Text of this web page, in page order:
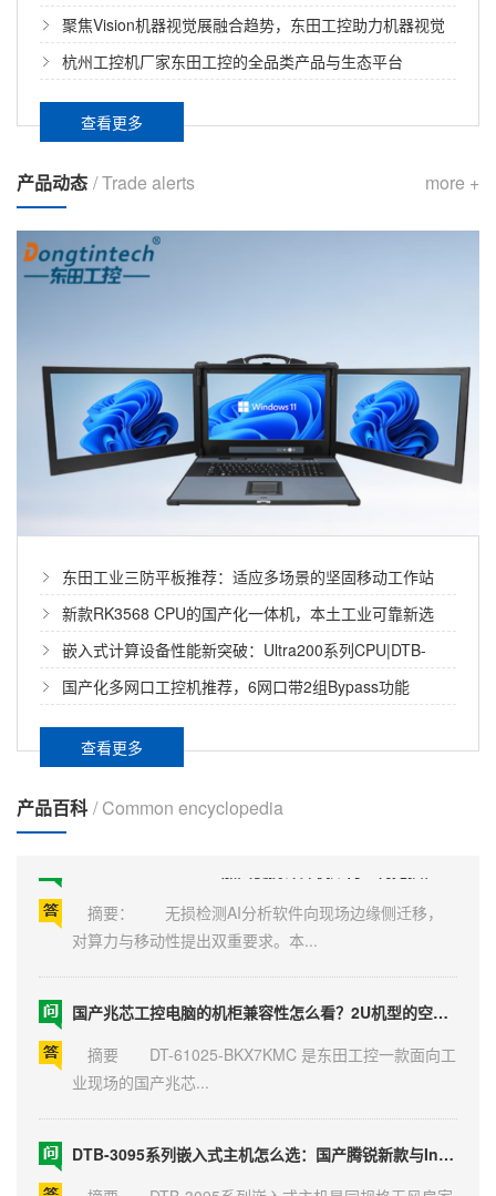
“Vision+AI+机器人”创新浪潮
聚焦Vision机器视觉展融合趋势，东田工控助力机器视觉
应用落地
杭州工控机厂家东田工控的全品类产品与生态平台
查看更多
more +
产品动态 / Trade alerts
东田工业三防平板推荐：适应多场景的坚固移动工作站
新款RK3568 CPU的国产化一体机，本土工业可靠新选
择！
嵌入式计算设备性能新突破：Ultra200系列CPU|DTB-
31A4-H810
国产化多网口工控机推荐，6网口带2组Bypass功能
查看更多
产品百科 / Common encyclopedia
摘要： 本文聚焦于搭载4个以上PCI插槽的工控
机，科普PCI扩展技术，推荐东...
RTX4090高配4U工业计算机，满足 AI 训练实时光追渲染需求
摘要： 本文面向三维光线追踪渲染、深度学习模
对算力与移动性提出双重要求。本...
业现场的国产兆芯...